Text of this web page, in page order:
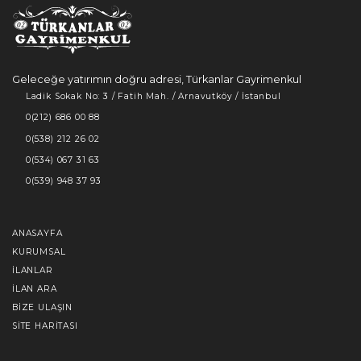
Geleceğe yatırımın doğru adresi, Türkanlar Gayrimenkul
Ladik Sokak No: 3 / Fatih Mah. / Arnavutköy / İstanbul
0(212) 686 00 88
0(538) 212 26 02
0(534) 067 31 63
0(539) 948 37 93
ANASAYFA
KURUMSAL
İLANLAR
İLAN ARA
BIZE ULAŞIN
SITE HARITASI